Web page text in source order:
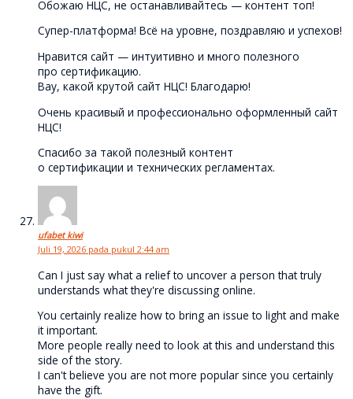
Обожаю НЦС, не останавливайтесь — контент топ!
Супер-платформа! Всё на уровне, поздравляю и успехов!
Нравится сайт — интуитивно и много полезного
про сертификацию.
Вау, какой крутой сайт НЦС! Благодарю!
Очень красивый и профессионально оформленный сайт
НЦС!
Спасибо за такой полезный контент
о сертификации и технических регламентах.
ufabet kiwi
Juli 19, 2026 pada pukul 2:44 am
Can I just say what a relief to uncover a person that truly
understands what they're discussing online.
You certainly realize how to bring an issue to light and make
it important.
More people really need to look at this and understand this
side of the story.
I can't believe you are not more popular since you certainly
have the gift.